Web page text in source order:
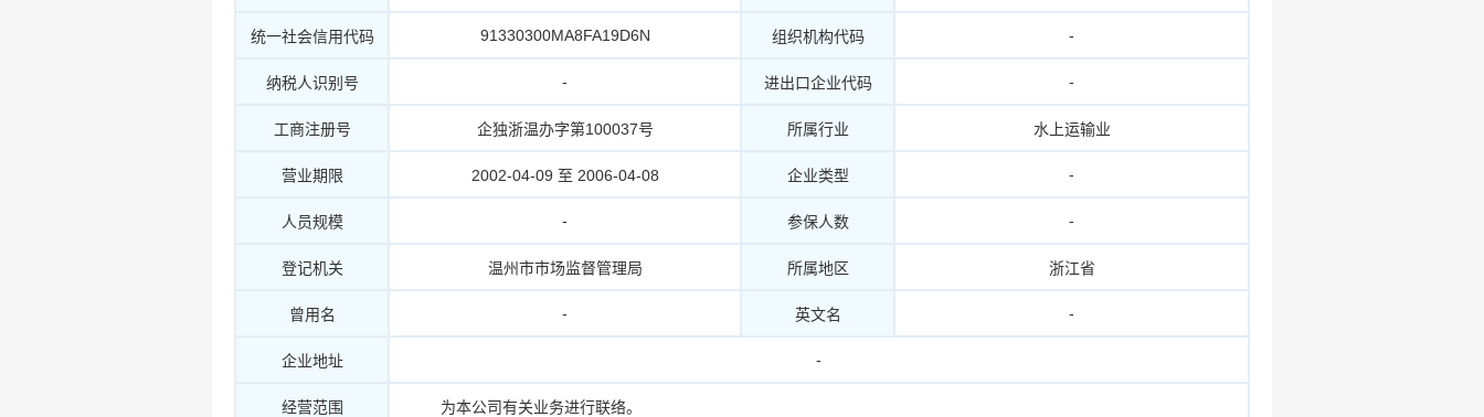
统一社会信用代码 91330300MA8FA19D6N 组织机构代码 -
纳税人识别号 - 进出口企业代码 -
工商注册号 企独浙温办字第100037号 所属行业 水上运输业
营业期限 2002-04-09 至 2006-04-08 企业类型 -
人员规模 - 参保人数 -
登记机关 温州市市场监督管理局 所属地区 浙江省
曾用名 - 英文名 -
企业地址 -
经营范围 为本公司有关业务进行联络。